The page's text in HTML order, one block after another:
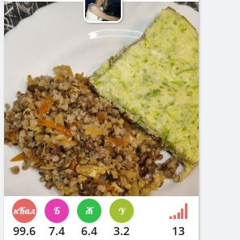
99.6 7.4 6.4 3.2 13